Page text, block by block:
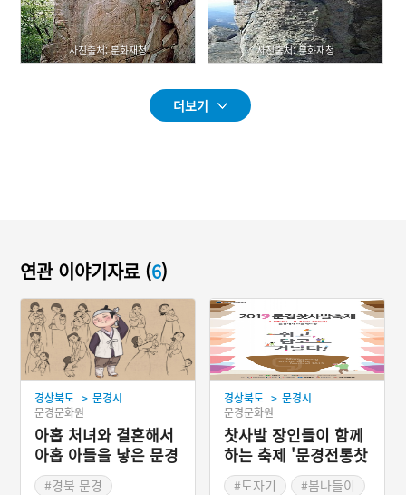
사진출처: 문화재청 사진출처: 문화재청
더보기
연관 이야기자료 (6)
경상북도 > 문경시
문경문화원
아홉 처녀와 결혼해서
아홉 아들을 낳은 문경
구랑리
#경북 문경
경상북도 > 문경시
문경문화원
찻사발 장인들이 함께
하는 축제 '문경전통찻
사발축제'
#도자기
#봄나들이